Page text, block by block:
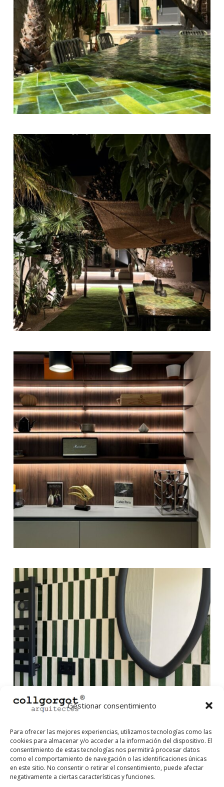
Gestionar consentimiento
Para ofrecer las mejores experiencias, utilizamos tecnologías como las
cookies para almacenar y/o acceder a la información del dispositivo. El
consentimiento de estas tecnologías nos permitirá procesar datos
como el comportamiento de navegación o las identificaciones únicas
en este sitio. No consentir o retirar el consentimiento, puede afectar
negativamente a ciertas características y funciones.